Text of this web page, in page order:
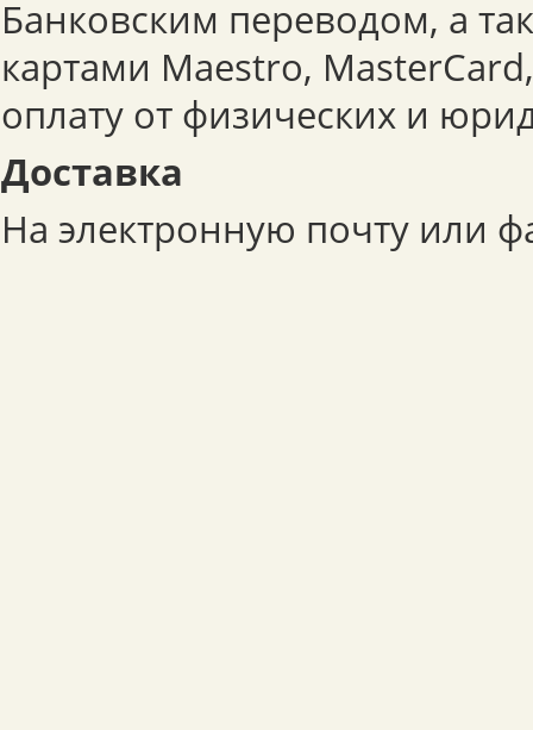
Банковским переводом, а
картами Maestro,
оплату от физических и
Доставка
На электронную почту или